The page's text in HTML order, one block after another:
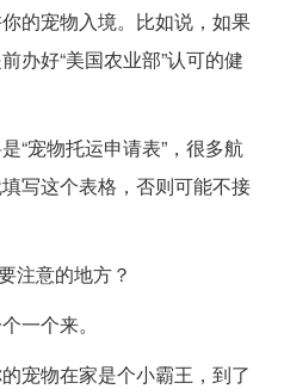
的宠物入境。比如说，如果
办好“美国农业部”认可的健
“宠物托运申请表”，很多航
写这个表格，否则可能不接
注意的地方？
一个来。
宠物在家是个小霸王，到了